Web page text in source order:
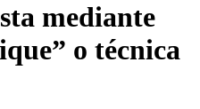
mediante
o técnica